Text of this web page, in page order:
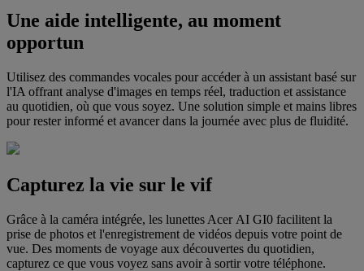
Une aide intelligente, au moment
opportun
Utilisez des commandes vocales pour accéder à un assistant basé sur
l'IA offrant analyse d'images en temps réel, traduction et assistance
au quotidien, où que vous soyez. Une solution simple et mains libres
pour rester informé et avancer dans la journée avec plus de fluidité.
Capturez la vie sur le vif
Grâce à la caméra intégrée, les lunettes Acer AI GI0 facilitent la
prise de photos et l'enregistrement de vidéos depuis votre point de
vue. Des moments de voyage aux découvertes du quotidien,
capturez ce que vous voyez sans avoir à sortir votre téléphone.